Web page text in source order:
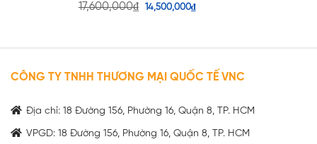
17,600,000₫ 14,500,000₫
CÔNG TY TNHH THƯƠNG MẠI QUỐC TẾ VNC
Địa chỉ: 18 Đường 156, Phường 16, Quận 8, TP. HCM
VPGD: 18 Đường 156, Phường 16, Quận 8, TP. HCM